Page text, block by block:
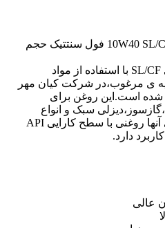
روغن موتور راکی مدل 10W40 SL/CF فول سنتتیک حجم
روغن موتور بنزینی دیزلی SL/CF با استفاده از مواد
ی مرغوب،در شرکت کیان مهر
شده است.این روغن برای
سبک و انواع
موتور های مدرن که برای آنها روغنی با سطح کارایی API
عالی